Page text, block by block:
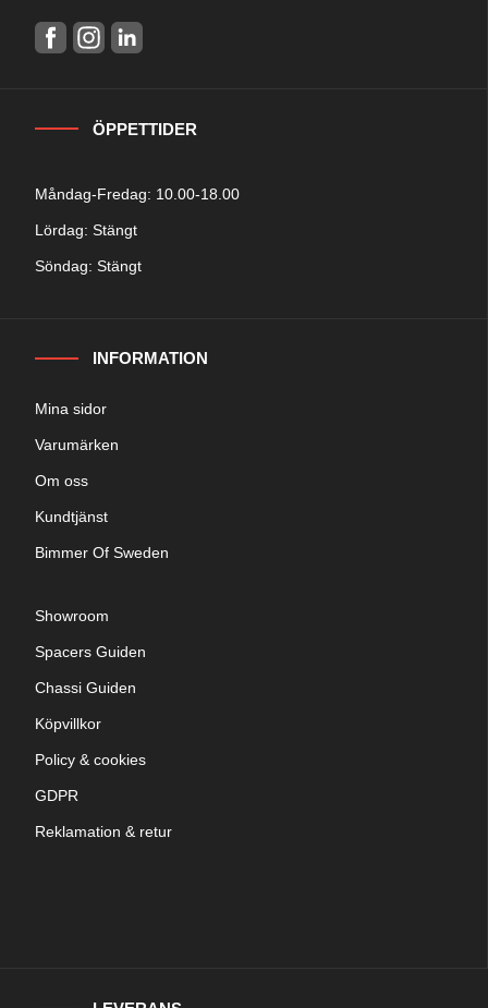
ÖPPETTIDER
Måndag-Fredag: 10.00-18.00
Lördag: Stängt
Söndag: Stängt
INFORMATION
Mina sidor
Varumärken
Om oss
Kundtjänst
Bimmer Of Sweden
Showroom
Spacers Guiden
Chassi Guiden
Köpvillkor
Policy & cookies
GDPR
Reklamation & retur